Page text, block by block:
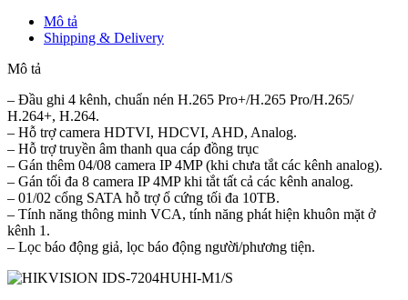
Mô tả
Shipping & Delivery
Mô tả
– Đầu ghi 4 kênh, chuẩn nén H.265 Pro+/H.265 Pro/H.265/
H.264+, H.264.
– Hỗ trợ camera HDTVI, HDCVI, AHD, Analog.
– Hỗ trợ truyền âm thanh qua cáp đồng trục
– Gán thêm 04/08 camera IP 4MP (khi chưa tắt các kênh analog).
– Gán tối đa 8 camera IP 4MP khi tắt tất cả các kênh analog.
– 01/02 cổng SATA hỗ trợ ổ cứng tối đa 10TB.
– Tính năng thông minh VCA, tính năng phát hiện khuôn mặt ở
kênh 1.
– Lọc báo động giả, lọc báo động người/phương tiện.